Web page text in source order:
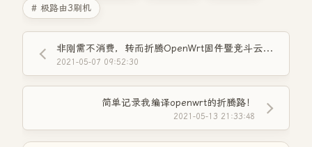
# 极路由3刷机
非刚需不消费，转而折腾OpenWrt固件暨竞斗云刷机
2021-05-07 09:52:30
简单记录我编译openwrt的折腾路！
2021-05-13 21:33:48